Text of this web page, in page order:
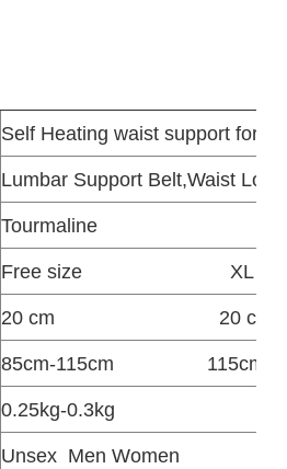
Self Heating waist support for
Lumbar Support Belt,Waist
Tourmaline
Free size
XL
20 cm
20 cm
85cm-115cm
115cm-
0.25kg-0.3kg
Unsex Men Women